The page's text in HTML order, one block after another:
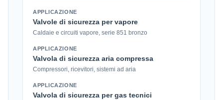
APPLICAZIONE
Valvole di sicurezza per vapore
Caldaie e circuiti vapore, serie 851 bronzo
APPLICAZIONE
Valvola di sicurezza aria compressa
Compressori, ricevitori, sistemi ad aria
APPLICAZIONE
Valvola di sicurezza per gas tecnici